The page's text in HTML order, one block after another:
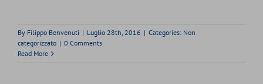
By Filippo Benvenuti | Luglio 28th, 2016 | Categories: Non
categorizzato | 0 Comments
Read More